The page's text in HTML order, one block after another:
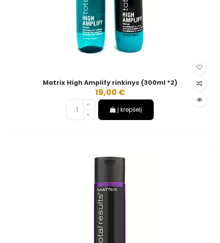
Matrix High Amplify rinkinys (300ml *2)
19,00 €
Į krepšelį